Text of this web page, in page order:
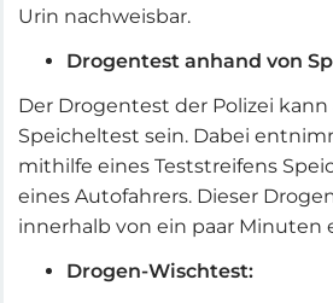
Urin nachweisbar.
Drogentest anhand von
Der Drogentest der Polizei kann
Speicheltest sein. Dabei
mithilfe eines Teststreifens
eines Autofahrers. Dieser
innerhalb von ein paar Minuten
Drogen-Wischtest: